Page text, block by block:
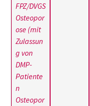
FPZ/DVGS
Osteopor
ose (mit
Zulassun
g von
DMP-
Patiente
n
Osteopor